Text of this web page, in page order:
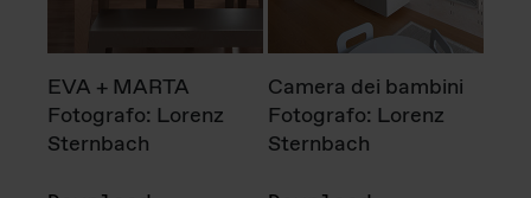
EVA + MARTA
Fotografo: Lorenz
Sternbach
Camera dei bambini
Fotografo: Lorenz
Sternbach